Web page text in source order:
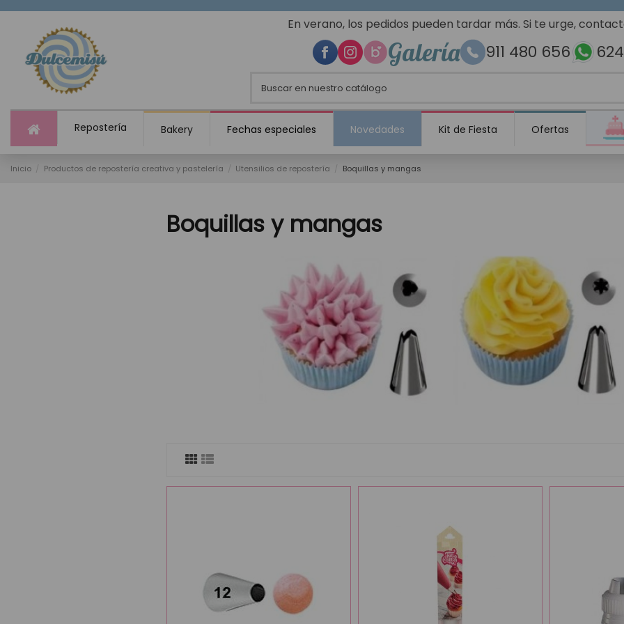
En verano, los pedidos pueden tardar más. Si te urge,
Galería 911 480 656
Repostería Bakery Fechas especiales Novedades Kit de Fiesta Ofertas
Inicio Productos de repostería creativa y pastelería Utensilios de repostería Boquillas y mangas
Boquillas y mangas